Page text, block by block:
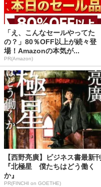
「え、こんなセールやってた
の？」80％OFF以上が続々登
場！Amazonの本気が...
PR(Amazon)
【西野亮廣】ビジネス書最新刊
『北極星 僕たちはどう働く
か』
PR(FINCHI on GOETHE)